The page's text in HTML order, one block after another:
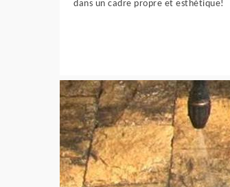
dans un cadre propre et esthétique!